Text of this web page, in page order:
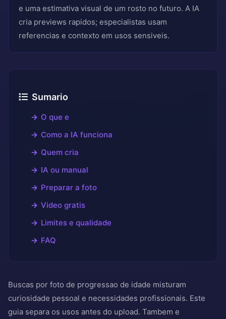
e uma estimativa visual de um rosto no futuro. A IA
cria previews rapidos; especialistas usam
referencias e contexto em usos sensiveis.
Sumario
O que e
Como a IA funciona
Quem cria
IA ou manual
Preparar a foto
Video gratis
Limites e qualidade
FAQ
Buscas por foto de progressao de idade misturam
curiosidade pessoal e necessidades profissionais. Este
guia separa os usos antes do upload. Tambem e